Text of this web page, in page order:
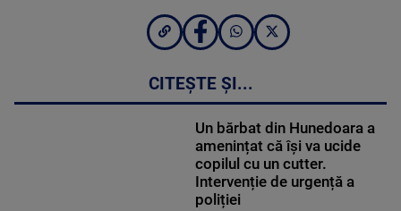
CITEȘTE ȘI...
Un bărbat din Hunedoara a
amenințat că își va ucide
copilul cu un cutter.
Intervenție de urgență a
poliției